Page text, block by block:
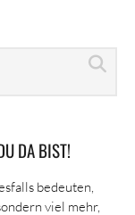
DA BIST!
bedeuten,
viel mehr,